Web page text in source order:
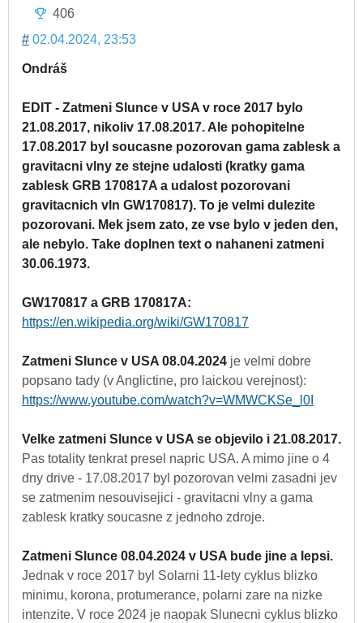
406
# 02.04.2024, 23:53
Ondráš
EDIT - Zatmeni Slunce v USA v roce 2017 bylo
21.08.2017, nikoliv 17.08.2017. Ale pohopitelne
17.08.2017 byl soucasne pozorovan gama zablesk a
gravitacni vlny ze stejne udalosti (kratky gama
zablesk GRB 170817A a udalost pozorovani
gravitacnich vln GW170817). To je velmi dulezite
pozorovani. Mek jsem zato, ze vse bylo v jeden den,
ale nebylo. Take doplnen text o nahaneni zatmeni
30.06.1973.
GW170817 a GRB 170817A:
https://en.wikipedia.org/wiki/GW170817
Zatmeni Slunce v USA 08.04.2024 je velmi dobre
popsano tady (v Anglictine, pro laickou verejnost):
https://www.youtube.com/watch?v=WMWCKSe_l0I
Velke zatmeni Slunce v USA se objevilo i 21.08.2017.
Pas totality tenkrat presel napric USA. A mimo jine o 4
dny drive - 17.08.2017 byl pozorovan velmi zasadni jev
se zatmenim nesouvisejici - gravitacni vlny a gama
zablesk kratky soucasne z jednoho zdroje.
Zatmeni Slunce 08.04.2024 v USA bude jine a lepsi.
Jednak v roce 2017 byl Solarni 11-lety cyklus blizko
minimu, korona, protumerance, polarni zare na nizke
intenzite. V roce 2024 je naopak Slunecni cyklus blizko